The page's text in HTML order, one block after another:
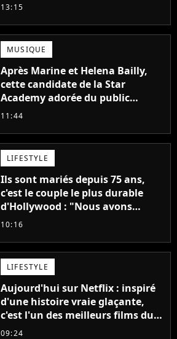
13:15
MUSIQUE
Après Marine et Helena Bailly,
cette candidate de la Star
Academy adorée du public
annonce son premier album,
11:44
LIFESTYLE
Ils sont mariés depuis 75 ans,
c'est le couple le plus durable
d'Hollywood : "Nous avons
avancé jour après jour, et les
décennies"
10:16
LIFESTYLE
Aujourd'hui sur Netflix : inspiré
d'une histoire vraie glaçante,
c'est l'un des meilleurs films du
21ème siècle
09:24